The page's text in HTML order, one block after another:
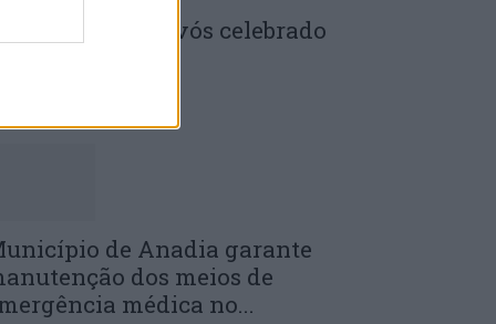
Penela: Dia dos Avós celebrado
de Anadia garante
dos meios de
médica no...